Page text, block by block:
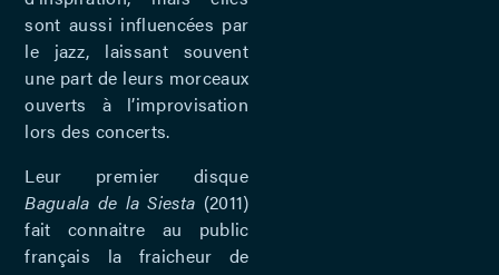
sont aussi influencées par
le jazz, laissant souvent
une part de leurs morceaux
ouverts à l’improvisation
lors des concerts.
Leur premier disque
Baguala de la Siesta (2011)
fait connaitre au public
français la fraicheur de